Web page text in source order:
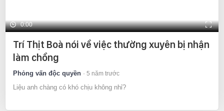
0:00
Trí Thịt Boà nói về việc thường xuyên bị nhận
làm chồng
Phỏng vấn độc quyền 5 năm trước
Liệu anh chàng có khó chịu không nhỉ?